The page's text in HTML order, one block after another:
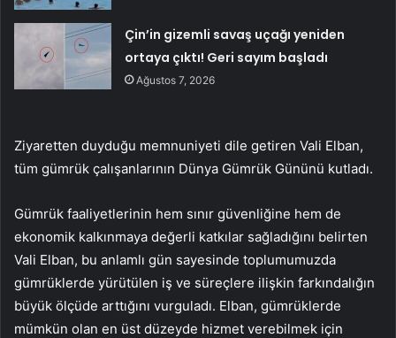
Çin’in gizemli savaş uçağı yeniden
ortaya çıktı! Geri sayım başladı
Ağustos 7, 2026
Ziyaretten duyduğu memnuniyeti dile getiren Vali Elban,
tüm gümrük çalışanlarının Dünya Gümrük Gününü kutladı.
Gümrük faaliyetlerinin hem sınır güvenliğine hem de
ekonomik kalkınmaya değerli katkılar sağladığını belirten
Vali Elban, bu anlamlı gün sayesinde toplumumuzda
gümrüklerde yürütülen iş ve süreçlere ilişkin farkındalığın
büyük ölçüde arttığını vurguladı. Elban, gümrüklerde
mümkün olan en üst düzeyde hizmet verebilmek için